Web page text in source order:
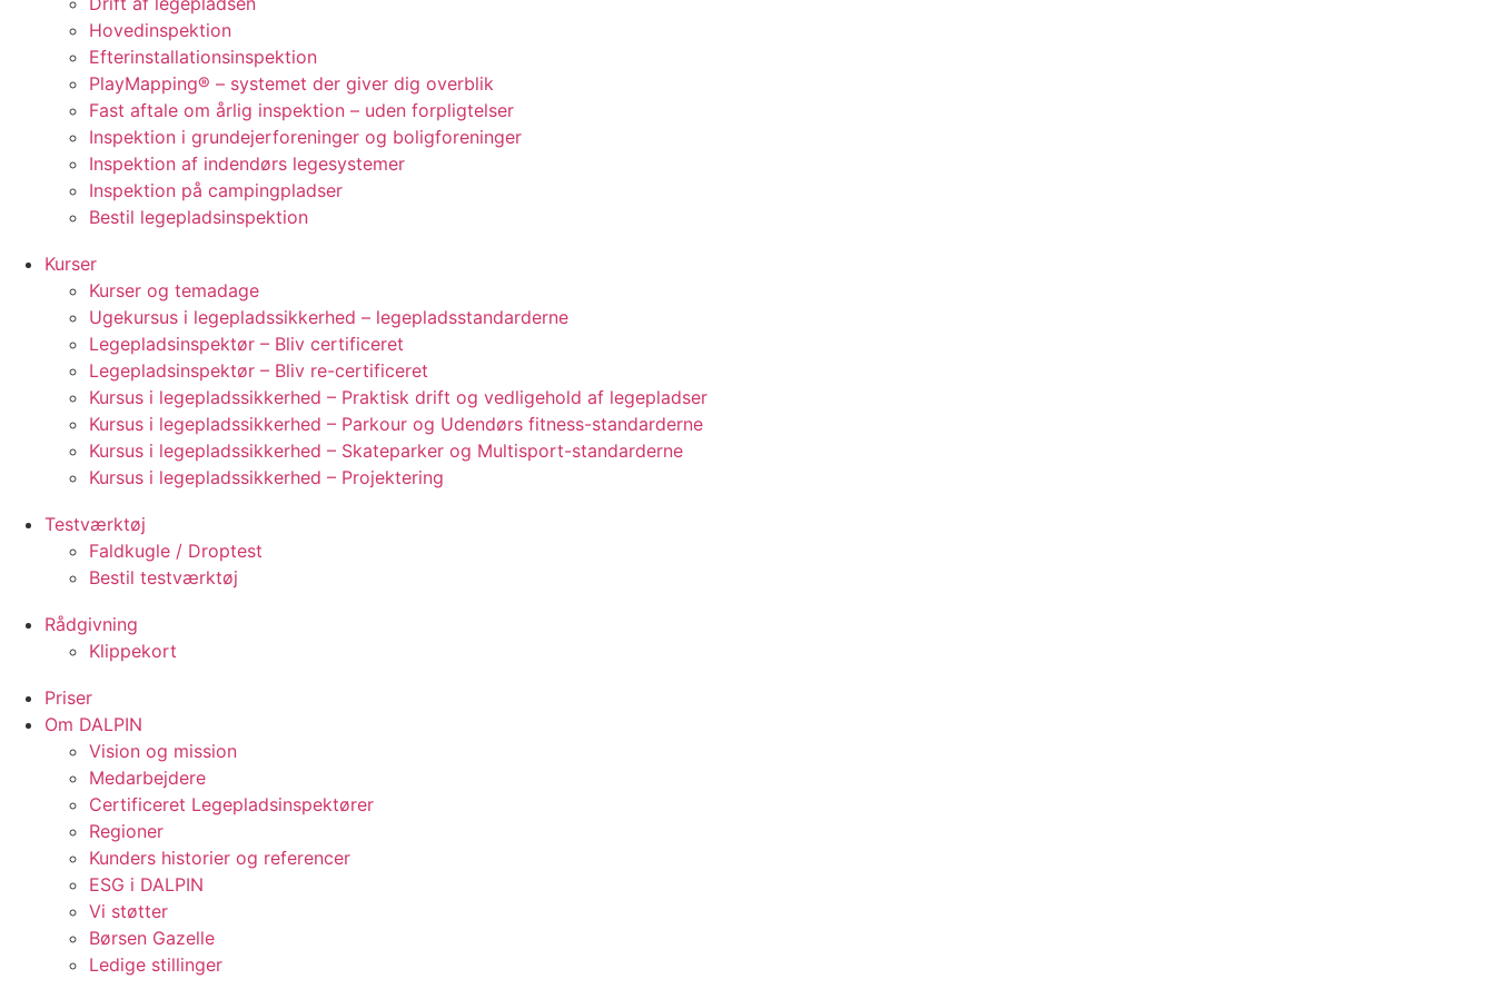
Hovedinspektion
Efterinstallationsinspektion
PlayMapping® – systemet der giver dig overblik
Fast aftale om årlig inspektion – uden forpligtelser
Inspektion i grundejerforeninger og boligforeninger
Inspektion af indendørs legesystemer
Inspektion på campingpladser
Bestil legepladsinspektion
Kurser
Kurser og temadage
Ugekursus i legepladssikkerhed – legepladsstandarderne
Legepladsinspektør – Bliv certificeret
Legepladsinspektør – Bliv re-certificeret
Kursus i legepladssikkerhed – Praktisk drift og vedligehold af legepladser
Kursus i legepladssikkerhed – Parkour og Udendørs fitness-standarderne
Kursus i legepladssikkerhed – Skateparker og Multisport-standarderne
Kursus i legepladssikkerhed – Projektering
Testværktøj
Faldkugle / Droptest
Bestil testværktøj
Rådgivning
Klippekort
Priser
Om DALPIN
Vision og mission
Medarbejdere
Certificeret Legepladsinspektører
Regioner
Kunders historier og referencer
ESG i DALPIN
Vi støtter
Børsen Gazelle
Ledige stillinger